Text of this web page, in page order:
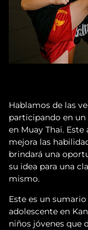
Hablamos de las
participando en
en Muay Thai.
mejora las
brindará una
su idea para una
mismo.
Este es un
adolescente en
niños jóvenes que